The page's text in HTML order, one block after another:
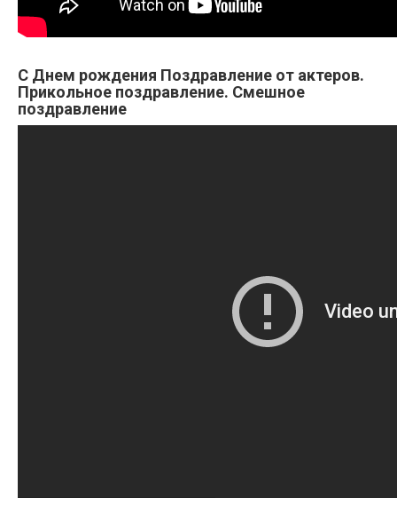
С Днем рождения Поздравление от актеров.
Прикольное поздравление. Смешное
поздравление